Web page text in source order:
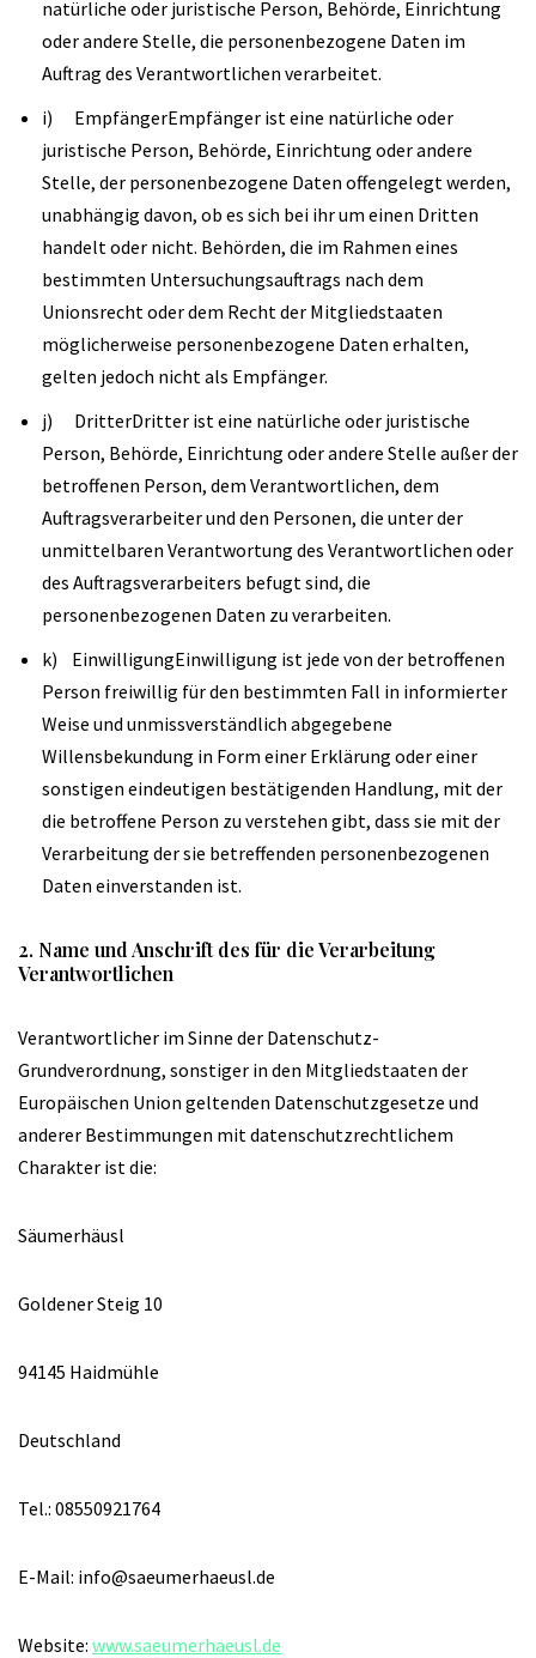
natürliche oder juristische Person, Behörde, Einrichtung
oder andere Stelle, die personenbezogene Daten im
Auftrag des Verantwortlichen verarbeitet.
i) EmpfängerEmpfänger ist eine natürliche oder
juristische Person, Behörde, Einrichtung oder andere
Stelle, der personenbezogene Daten offengelegt werden,
unabhängig davon, ob es sich bei ihr um einen Dritten
handelt oder nicht. Behörden, die im Rahmen eines
bestimmten Untersuchungsauftrags nach dem
Unionsrecht oder dem Recht der Mitgliedstaaten
möglicherweise personenbezogene Daten erhalten,
gelten jedoch nicht als Empfänger.
j) DritterDritter ist eine natürliche oder juristische
Person, Behörde, Einrichtung oder andere Stelle außer der
betroffenen Person, dem Verantwortlichen, dem
Auftragsverarbeiter und den Personen, die unter der
unmittelbaren Verantwortung des Verantwortlichen oder
des Auftragsverarbeiters befugt sind, die
personenbezogenen Daten zu verarbeiten.
k) EinwilligungEinwilligung ist jede von der betroffenen
Person freiwillig für den bestimmten Fall in informierter
Weise und unmissverständlich abgegebene
Willensbekundung in Form einer Erklärung oder einer
sonstigen eindeutigen bestätigenden Handlung, mit der
die betroffene Person zu verstehen gibt, dass sie mit der
Verarbeitung der sie betreffenden personenbezogenen
Daten einverstanden ist.
2. Name und Anschrift des für die Verarbeitung
Verantwortlichen
Verantwortlicher im Sinne der Datenschutz-
Grundverordnung, sonstiger in den Mitgliedstaaten der
Europäischen Union geltenden Datenschutzgesetze und
anderer Bestimmungen mit datenschutzrechtlichem
Charakter ist die:
Säumerhäusl
Goldener Steig 10
94145 Haidmühle
Deutschland
Tel.: 08550921764
E-Mail: info@saeumerhaeusl.de
Website: www.saeumerhaeusl.de